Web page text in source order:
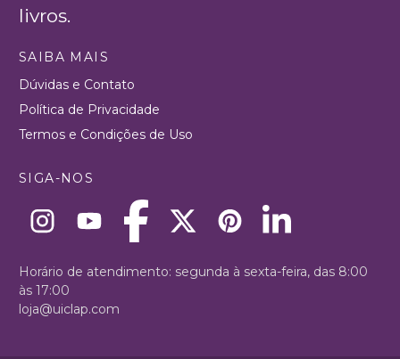
livros.
SAIBA MAIS
Dúvidas e Contato
Política de Privacidade
Termos e Condições de Uso
SIGA-NOS
Horário de atendimento: segunda à sexta-feira, das 8:00
às 17:00
loja@uiclap.com